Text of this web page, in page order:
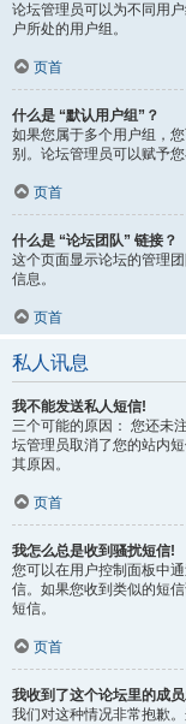
论坛管理员可以为不同用
户所处的用户组。
页首
什么是 “默认用户组”？
如果您属于多个用户组，
别。论坛管理员可以赋予
页首
什么是 “论坛团队” 链接？
这个页面显示论坛的管理
信息。
页首
私人讯息
我不能发送私人短信!
三个可能的原因： 您还未
坛管理员取消了您的站内
其原因。
页首
我怎么总是收到骚扰短信!
您可以在用户控制面板中
信。如果您收到类似的短
短信。
页首
我收到了这个论坛里的成
我们对这种情况非常抱歉